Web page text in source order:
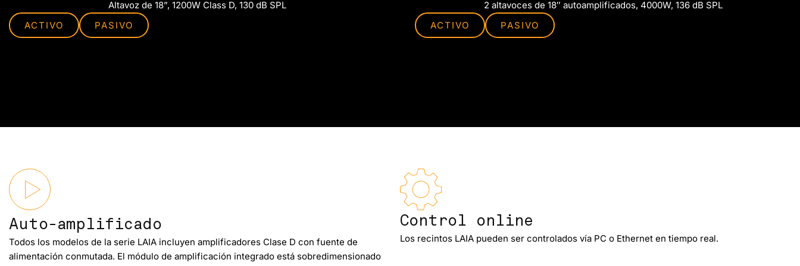
Altavoz de 18”, 1200W Class D, 130 dB SPL
ACTIVO
PASIVO
2 altavoces de 18″ autoamplificados, 4000W, 136 dB SPL
ACTIVO
PASIVO
Auto-amplificado
Todos los modelos de la serie LAIA incluyen amplificadores Clase D con fuente de
alimentación conmutada. El módulo de amplificación integrado está sobredimensionado
Control online
Los recintos LAIA pueden ser controlados vía PC o Ethernet en tiempo real.